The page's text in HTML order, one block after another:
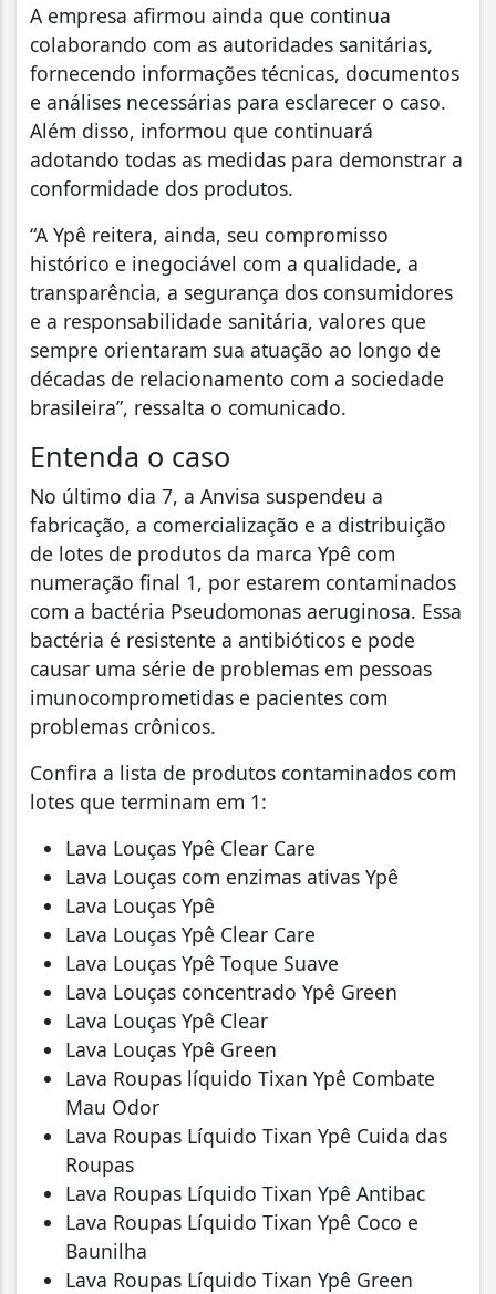
A empresa afirmou ainda que continua
colaborando com as autoridades sanitárias,
fornecendo informações técnicas, documentos
e análises necessárias para esclarecer o caso.
Além disso, informou que continuará
adotando todas as medidas para demonstrar a
conformidade dos produtos.
“A Ypê reitera, ainda, seu compromisso
histórico e inegociável com a qualidade, a
transparência, a segurança dos consumidores
e a responsabilidade sanitária, valores que
sempre orientaram sua atuação ao longo de
décadas de relacionamento com a sociedade
brasileira”, ressalta o comunicado.
Entenda o caso
No último dia 7, a Anvisa suspendeu a
fabricação, a comercialização e a distribuição
de lotes de produtos da marca Ypê com
numeração final 1, por estarem contaminados
com a bactéria Pseudomonas aeruginosa. Essa
bactéria é resistente a antibióticos e pode
causar uma série de problemas em pessoas
imunocomprometidas e pacientes com
problemas crônicos.
Confira a lista de produtos contaminados com
lotes que terminam em 1:
Lava Louças Ypê Clear Care
Lava Louças com enzimas ativas Ypê
Lava Louças Ypê
Lava Louças Ypê Clear Care
Lava Louças Ypê Toque Suave
Lava Louças concentrado Ypê Green
Lava Louças Ypê Clear
Lava Louças Ypê Green
Lava Roupas líquido Tixan Ypê Combate
Mau Odor
Lava Roupas Líquido Tixan Ypê Cuida das
Roupas
Lava Roupas Líquido Tixan Ypê Antibac
Lava Roupas Líquido Tixan Ypê Coco e
Baunilha
Lava Roupas Líquido Tixan Ypê Green